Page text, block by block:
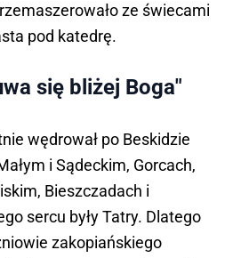
ze świecami
pod katedrę.
się bliżej Boga"
wędrował po Beskidzie
i Sądeckim, Gorcach,
Bieszczadach i
sercu były Tatry. Dlatego
zakopiańskiego